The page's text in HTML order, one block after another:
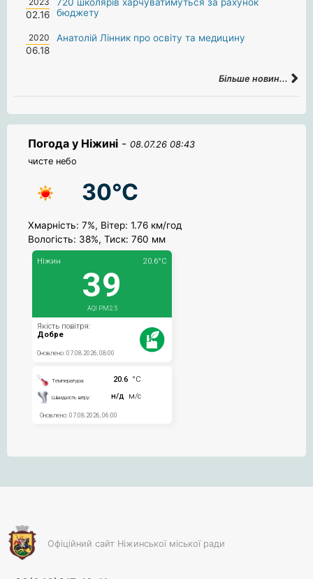
02.16
бюджету
2020
06.18
Анатолій Лінник про освіту та медицину
Більше новин...
Погода у Ніжині - 08.07.26 08:43
чисте небо
30°C
Хмарність: 7%, Вітер: 1.76 км/год
Вологість: 38%, Тиск: 760 мм
Офіційний сайт Ніжинської міської ради